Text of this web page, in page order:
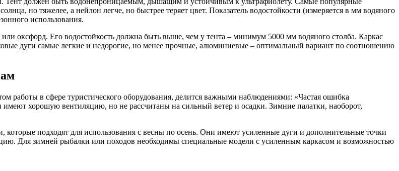
но тяжелее, а нейлон легче, но быстрее теряет цвет. Показатель водостойкости (измеряется в мм водяного
использования.
оксфорд. Его водостойкость должна быть выше, чем у тента – минимум 5000 мм водяного столба. Каркас
дуги самые легкие и недорогие, но менее прочные, алюминиевые – оптимальный вариант по соотношению
работы в сфере туристического оборудования, делится важными наблюдениями: «Частая ошибка
хорошую вентиляцию, но не рассчитаны на сильный ветер и осадки. Зимние палатки, наоборот,
подходят для использования с весны по осень. Они имеют усиленные дуги и дополнительные точки
Для зимней рыбалки или походов необходимы специальные модели с усиленным каркасом и возможностью